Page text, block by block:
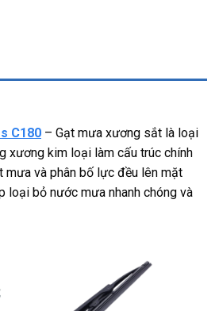
C180 – Gạt mưa xương sắt là loại
xương kim loại làm cấu trúc chính
mưa và phân bố lực đều lên mặt
loại bỏ nước mưa nhanh chóng và